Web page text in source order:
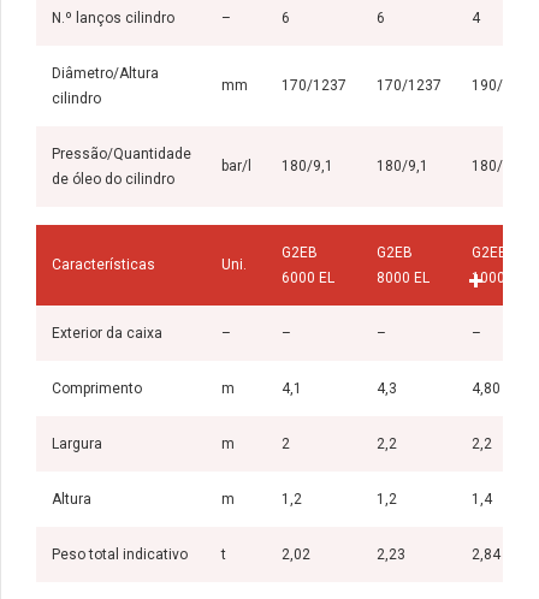
N.º lanços cilindro – 6 6 4
Diâmetro/Altura
cilindro
mm 170/1237 170/1237 190/1950
Pressão/Quantidade
de óleo do cilindro
bar/l 180/9,1 180/9,1 180/29,7
Características Uni.
G2EB
6000 EL
G2EB
8000 EL
G2EB
10000 EL
Exterior da caixa – – – –
Comprimento m 4,1 4,3 4,80
Largura m 2 2,2 2,2
Altura m 1,2 1,2 1,4
Peso total indicativo t 2,02 2,23 2,84